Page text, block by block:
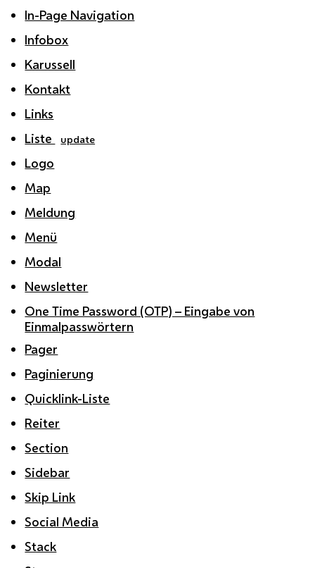
In-Page Navigation
Infobox
Karussell
Kontakt
Links
Liste
update
Logo
Map
Meldung
Menü
Modal
Newsletter
One Time Password (OTP) – Eingabe von
Einmalpasswörtern
Pager
Paginierung
Quicklink-Liste
Reiter
Section
Sidebar
Skip Link
Social Media
Stack